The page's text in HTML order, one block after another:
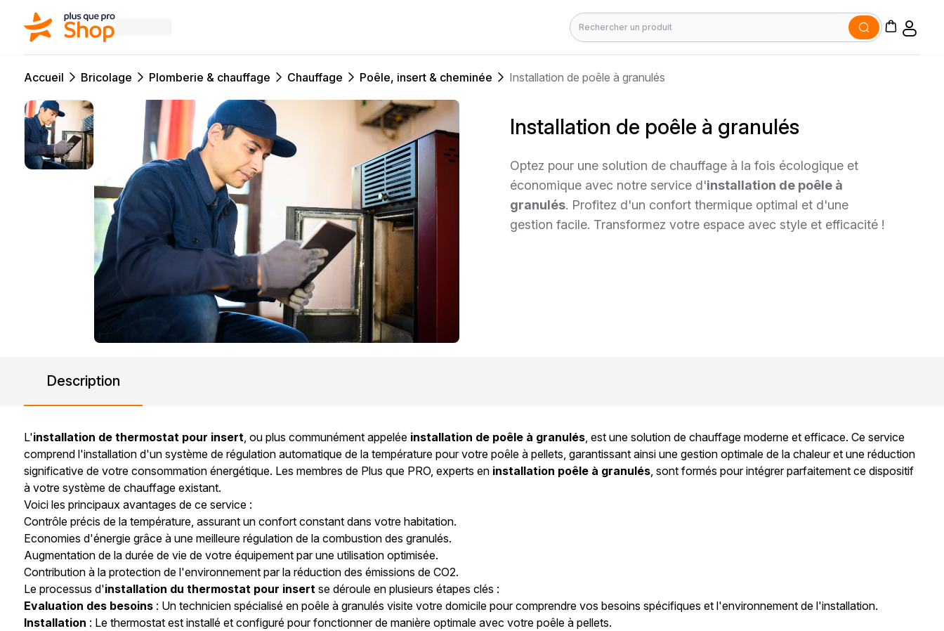
Rechercher
Accueil Bricolage Plomberie & chauffage Chauffage Poêle, insert & cheminée Installation de poêle à granulés
Installation de poêle à granulés
Optez pour une solution de chauffage à la fois écologique et
économique avec notre service d'installation de poêle à
granulés. Profitez d'un confort thermique optimal et d'une
gestion facile. Transformez votre espace avec style et efficacité !
Description
L'installation de thermostat pour insert , ou plus communément appelée installation de poêle à granulés , est une solution de chauffage moderne et efficace. Ce service
comprend l'installation d'un système de régulation automatique de la température pour votre poêle à pellets, garantissant ainsi une gestion optimale de la chaleur et une réduction
significative de votre consommation énergétique. Les membres de Plus que PRO, experts en installation poêle à granulés , sont formés pour intégrer parfaitement ce dispositif
à votre système de chauffage existant.
Voici les principaux avantages de ce service :
Contrôle précis de la température, assurant un confort constant dans votre habitation.
Economies d'énergie grâce à une meilleure régulation de la combustion des granulés.
Augmentation de la durée de vie de votre équipement par une utilisation optimisée.
Contribution à la protection de l'environnement par la réduction des émissions de CO2.
Le processus d'installation du thermostat pour insert se déroule en plusieurs étapes clés :
Evaluation des besoins : Un technicien spécialisé en poêle à granulés visite votre domicile pour comprendre vos besoins spécifiques et l'environnement de l'installation.
Installation : Le thermostat est installé et configuré pour fonctionner de manière optimale avec votre poêle à pellets.